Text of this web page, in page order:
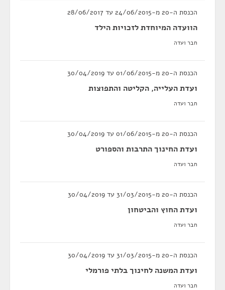
הכנסת ה-20 מ-24/06/2015 עד 28/06/2017
הוועדה המיוחדת לזכויות הילד
חבר ועדה
הכנסת ה-20 מ-01/06/2015 עד 30/04/2019
ועדת העלייה, הקליטה והתפוצות
חבר ועדה
הכנסת ה-20 מ-01/06/2015 עד 30/04/2019
ועדת החינוך התרבות והספורט
חבר ועדה
הכנסת ה-20 מ-31/03/2015 עד 30/04/2019
ועדת החוץ והביטחון
חבר ועדה
הכנסת ה-20 מ-31/03/2015 עד 30/04/2019
ועדת המשנה לחינוך בלתי פורמלי
חבר ועדה